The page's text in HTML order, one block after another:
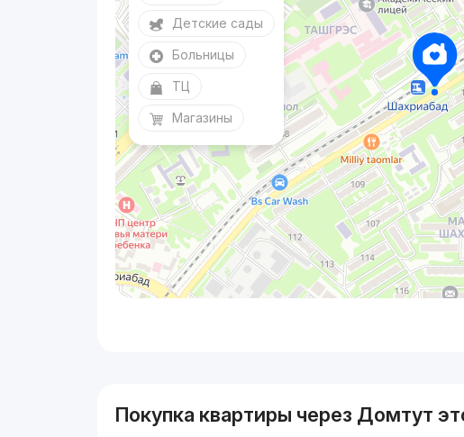
Детские сады
Больницы
ТЦ
Магазины
Покупка квартиры через Домтут